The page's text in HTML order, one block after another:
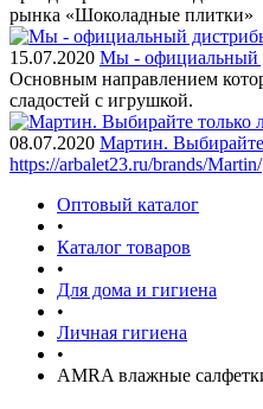
рынка «Шоколадные плитки»
15.07.2020 Мы - официальный
Основным направлением
сладостей с игрушкой.
08.07.2020 Мартин.
https://arbalet23.ru/brands/Martin/
Оптовый каталог
•
Каталог товаров
•
Для дома и гигиена
•
Личная гигиена
•
AMRA влажные